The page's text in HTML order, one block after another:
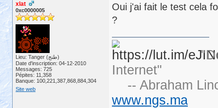
xlat
0xc0000005
Lieu: Tanger (طنج)
Date d'inscription: 04-12-2010
Messages: 725
Pépites: 11,358
Banque: 100,221,387,868,884,304
Site web
Oui j'ai fait le test cela
?
Internet"
-- Abraham
www.ngs.ma